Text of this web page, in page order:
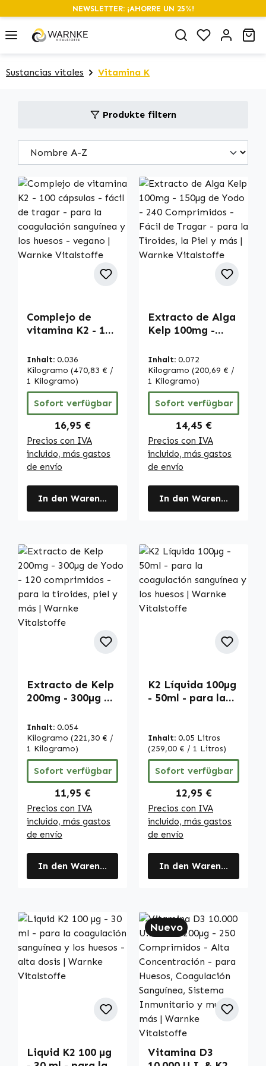
springen
NEWSLETTER: ¡AHORRE UN 25%!
Du hast 0
Sustancias vitales Vitamina K
Produkte filtern
Complejo de
vitamina K2 - 100
de tragar - para
la coagulación
sanguínea y los
huesos - vegano |
Warnke
Vitalstoffe
Inhalt: 0.036
Kilogramo (470,83 € /
1 Kilogramo)
Sofort verfügbar
Regulärer Preis:
16,95 €
Precios con IVA
incluido, más gastos
de envío
In den Warenkorb
Extracto de Alga
Kelp 100mg -
240 Comprimidos
- Fácil de Tragar
- para la Tiroides,
la Piel y más |
Warnke
Vitalstoffe
Inhalt: 0.072
Kilogramo (200,69 € /
1 Kilogramo)
Sofort verfügbar
Regulärer Preis:
14,45 €
Precios con IVA
incluido, más gastos
de envío
In den Warenkorb
Extracto de Kelp
200mg - 300µg de
comprimidos -
para la tiroides,
piel y más |
Warnke
Vitalstoffe
Inhalt: 0.054
Kilogramo (221,30 € /
1 Kilogramo)
Sofort verfügbar
Regulärer Preis:
11,95 €
Precios con IVA
incluido, más gastos
de envío
In den Warenkorb
K2 Líquida 100µg
- 50ml - para la
huesos | Warnke
Vitalstoffe
Inhalt: 0.05 Litros
(259,00 € / 1 Litros)
Sofort verfügbar
Regulärer Preis:
12,95 €
Precios con IVA
incluido, más gastos
de envío
In den Warenkorb
Liquid K2 100 µg
Nuevo
Vitamina D3